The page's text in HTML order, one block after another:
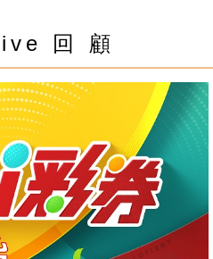
回 顧